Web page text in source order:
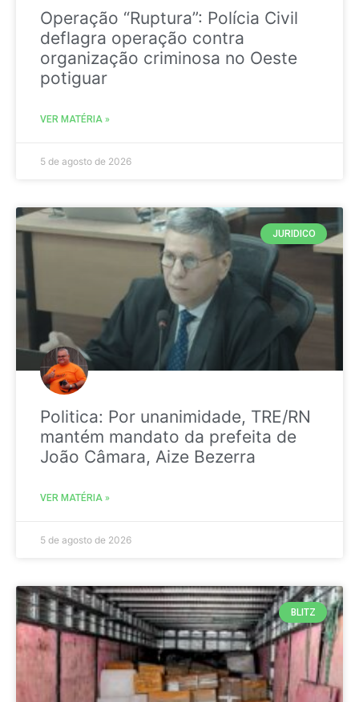
Operação “Ruptura”: Polícia Civil
deflagra operação contra
organização criminosa no Oeste
potiguar
VER MATÉRIA »
5 de agosto de 2026
JURIDICO
Politica: Por unanimidade, TRE/RN
mantém mandato da prefeita de
João Câmara, Aize Bezerra
VER MATÉRIA »
5 de agosto de 2026
BLITZ